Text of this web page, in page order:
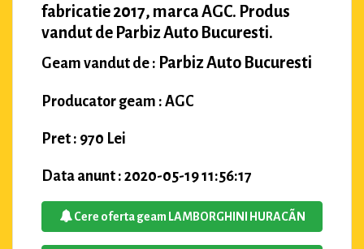
fabricatie 2017, marca AGC. Produs
vandut de Parbiz Auto Bucuresti.
Geam vandut de : Parbiz Auto Bucuresti
Producator geam : AGC
Pret : 970 Lei
Data anunt : 2020-05-19 11:56:17
Cere oferta geam LAMBORGHINI HURACÃN